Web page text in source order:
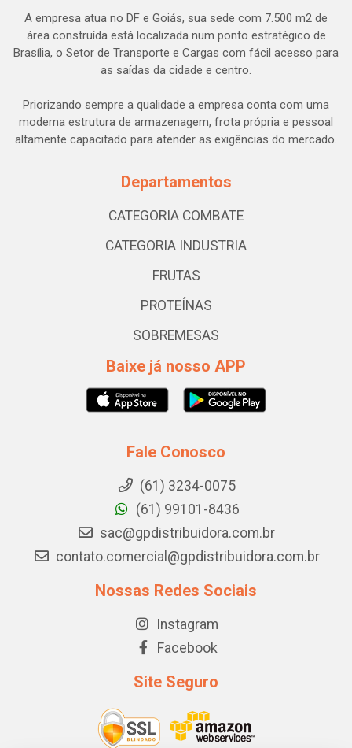
A empresa atua no DF e Goiás, sua sede com 7.500 m2 de
área construída está localizada num ponto estratégico de
Brasília, o Setor de Transporte e Cargas com fácil acesso para
as saídas da cidade e centro.
Priorizando sempre a qualidade a empresa conta com uma
moderna estrutura de armazenagem, frota própria e pessoal
altamente capacitado para atender as exigências do mercado.
Departamentos
CATEGORIA COMBATE
CATEGORIA INDUSTRIA
FRUTAS
PROTEÍNAS
SOBREMESAS
Baixe já nosso APP
Fale Conosco
(61) 3234-0075
(61) 99101-8436
sac@gpdistribuidora.com.br
contato.comercial@gpdistribuidora.com.br
Nossas Redes Sociais
Instagram
Facebook
Site Seguro